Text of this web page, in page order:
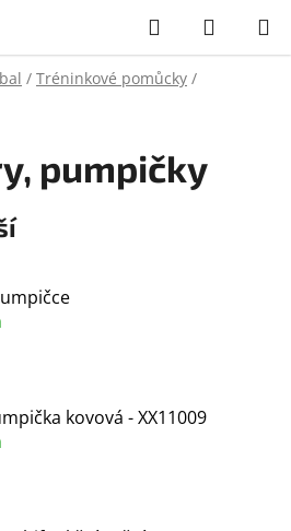
Hledat
KOŠÍK
/ Tréninkové pomůcky /
pumpičky
kovová - XX11009